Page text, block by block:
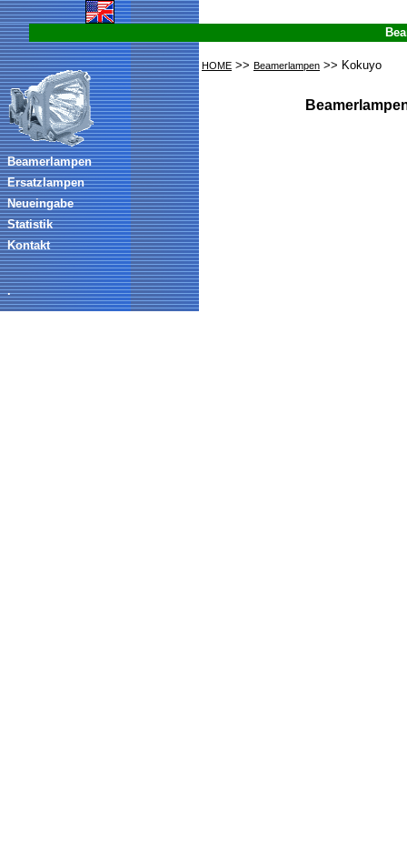
Beamerlampen
Ersatzlampen
Neueingabe
Statistik
Kontakt
.
HOME >> Beamerlampen >> Kokuyo